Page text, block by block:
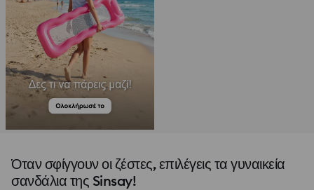
Όταν σφίγγουν οι ζέστες, επιλέγεις τα γυναικεία
σανδάλια της Sinsay!